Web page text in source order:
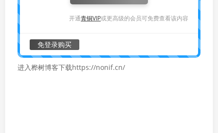
开通青铜VIP或更高级的会员可免费查看该内容
免登录购买
进入桦树博客下载https://nonif.cn/